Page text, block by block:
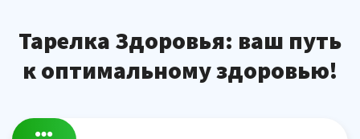
содержимому
Тарелка Здоровья: ваш путь
к оптимальному здоровью!